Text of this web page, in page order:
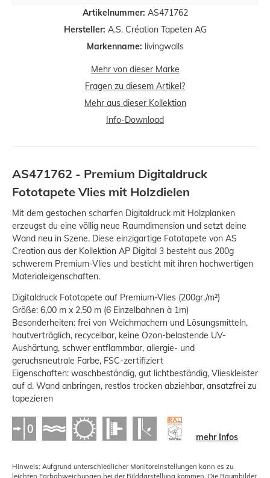
Artikelnummer: AS471762
Hersteller: A.S. Création Tapeten AG
Markenname: livingwalls
Mehr von dieser Marke
Fragen zu diesem Artikel?
Mehr aus dieser Kollektion
Info-Download
AS471762 - Premium Digitaldruck
Fototapete Vlies mit Holzdielen
Mit dem gestochen scharfen Digitaldruck mit Holzplanken
erzeugst du eine völlig neue Raumdimension und setzt deine
Wand neu in Szene. Diese einzigartige Fototapete von AS
Creation aus der Kollektion AP Digital 3 besteht aus 200g
schwerem Premium-Vlies und besticht mit ihren hochwertigen
Materialeigenschaften.
Digitaldruck Fototapete auf Premium-Vlies (200gr./m²)
Größe: 6,00 m x 2,50 m (6 Einzelbahnen à 1m)
Besonderheiten: frei von Weichmachern und Lösungsmitteln,
hautverträglich, recycelbar, keine Ozon-belastende UV-
Aushärtung, schwer entflammbar, allergie- und
geruchsneutrale Farbe, FSC-zertifiziert
Eigenschaften: waschbeständig, gut lichtbeständig, Vlieskleister
auf d. Wand anbringen, restlos trocken abziehbar, ansatzfrei zu
tapezieren
mehr Infos
Hinweis: Aufgrund unterschiedlicher Monitoreinstellungen kann es zu